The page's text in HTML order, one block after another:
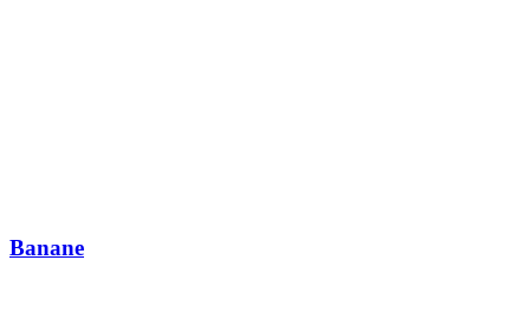
Banane